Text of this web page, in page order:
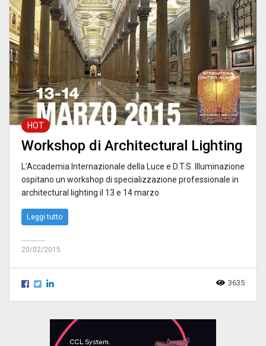
HOT
Workshop di Architectural Lighting
L’Accademia Internazionale della Luce e D.T.S. Illuminazione
ospitano un workshop di specializzazione professionale in
architectural lighting il 13 e 14 marzo
Leggi tutto
20/02/2015
3635